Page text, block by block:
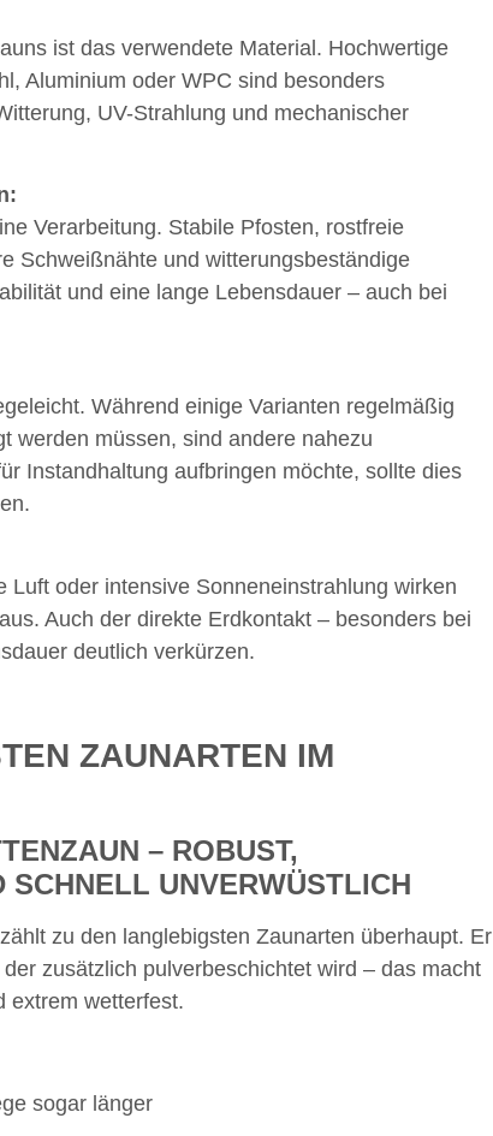
ist das verwendete Material. Hochwertige
Aluminium oder WPC sind besonders
UV-Strahlung und mechanischer
Verarbeitung. Stabile Pfosten, rostfreie
Schweißnähte und witterungsbeständige
und eine lange Lebensdauer – auch bei
Während einige Varianten regelmäßig
werden müssen, sind andere nahezu
Instandhaltung aufbringen möchte, sollte dies
Luft oder intensive Sonneneinstrahlung wirken
Auch der direkte Erdkontakt – besonders bei
deutlich verkürzen.
ZAUNARTEN IM
– ROBUST,
SCHNELL UNVERWÜSTLICH
zählt zu den langlebigsten Zaunarten überhaupt. Er
zusätzlich pulverbeschichtet wird – das macht
extrem wetterfest.
sogar länger